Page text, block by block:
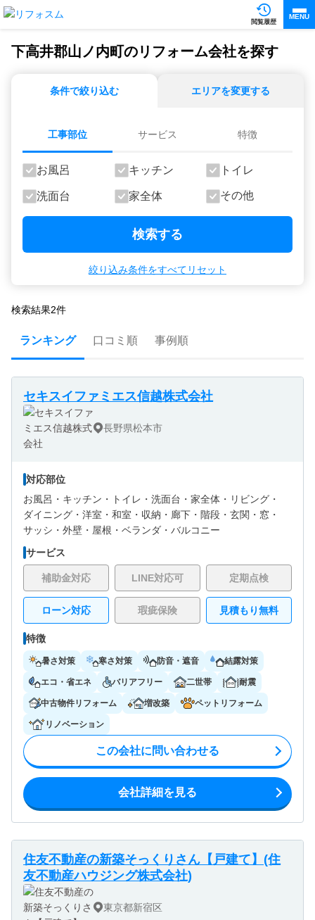
閲覧履歴
MENU
下高井郡山ノ内町のリフォーム会社を探す
条件で絞り込む エリアを変更する
工事部位 サービス 特徴
お風呂 キッチン トイレ
洗面台 家全体 その他
検索する
絞り込み条件をすべてリセット
検索結果2件
ランキング 口コミ順 事例順
セキスイファミエス信越株式会社
長野県松本市
対応部位
お風呂・ キッチン・ トイレ・ 洗面台・ 家全体・ リビング・
ダイニング・ 洋室・ 和室・ 収納・ 廊下・ 階段・ 玄関・ 窓・
サッシ・ 外壁・ 屋根・ ベランダ・バルコニー
サービス
補助金対応 LINE対応可 定期点検
ローン対応 瑕疵保険 見積もり無料
特徴
暑さ対策 寒さ対策 防音・遮音 結露対策
エコ・省エネ バリアフリー 二世帯 耐震
中古物件リフォーム 増改築 ペットリフォーム
リノベーション
この会社に問い合わせる
会社詳細を見る
住友不動産の新築そっくりさん【戸建て】(住
友不動産ハウジング株式会社)
東京都新宿区